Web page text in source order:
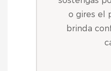
o gires el
brinda